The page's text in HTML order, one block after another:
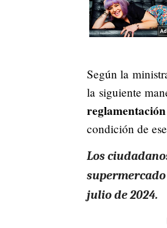
Según la
la siguiente
condición de
Los
julio de 2024.